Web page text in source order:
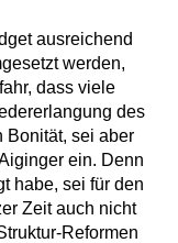
ausreichend
werden,
dass viele
des
Bonität, sei aber
ein. Denn
habe, sei für den
Zeit auch nicht
Reformen